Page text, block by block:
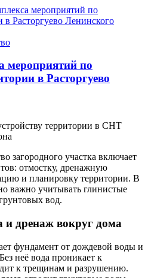
мероприятий по
в Расторгуево
территории в СНТ
загородного участка включает
отмостку, дренажную
и планировку территории. В
важно учитывать глинистые
вод.
и дренаж вокруг дома
фундамент от дождевой воды и
неё вода проникает к
к трещинам и разрушению.